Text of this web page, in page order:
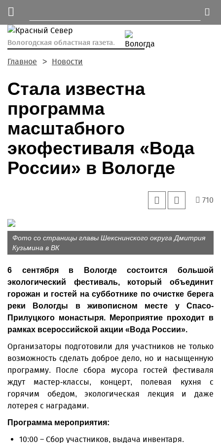
Вологодская областная газета.
Главное Новости
Стала известна
программа
масштабного
экофестиваля «Вода
России» в Вологде
710
Фото со страницы главы Шекснинского округа Дмитрия
Кузьмина в ВК
6 сентября в Вологде состоится большой
экологический фестиваль, который объединит
горожан и гостей на субботнике по очистке берега
реки Вологды в живописном месте у Спасо-
Прилуцкого монастыря. Мероприятие проходит в
рамках всероссийской акции «Вода России».
Организаторы подготовили для участников не только
возможность сделать доброе дело, но и насыщенную
программу. После сбора мусора гостей фестиваля
ждут мастер-классы, концерт, полевая кухня с
горячим обедом, экологическая лекция и даже
лотерея с наградами.
Программа мероприятия:
10:00 – Сбор участников, выдача инвентаря.